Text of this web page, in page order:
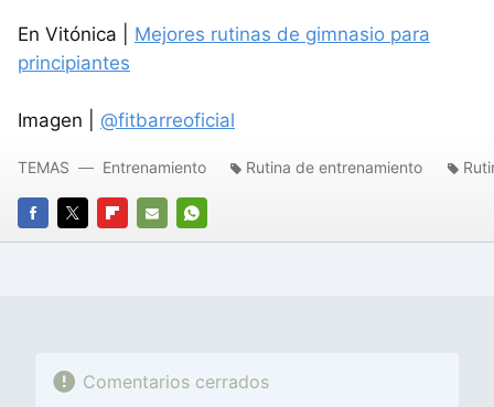
En Vitónica | Mejores rutinas de gimnasio para
principiantes
Imagen | @fitbarreoficial
FACEBOOK
TWITTERFLIPBOARD
E-
WHATSAPP
TEMAS Entrenamiento Rutina de entrenamiento
Comentarios cerrados